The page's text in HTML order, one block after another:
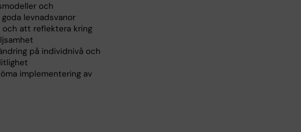
och
levnadsvanor
att reflektera kring
på individnivå och
implementering av